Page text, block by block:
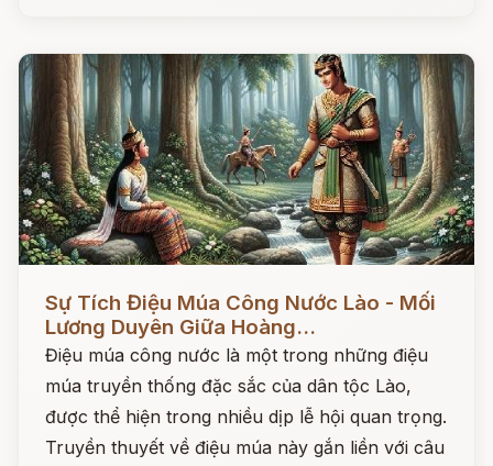
Sự Tích Điệu Múa Công Nước Lào - Mối
Lương Duyên Giữa Hoàng...
Điệu múa công nước là một trong những điệu
múa truyền thống đặc sắc của dân tộc Lào,
được thể hiện trong nhiều dịp lễ hội quan trọng.
Truyền thuyết về điệu múa này gắn liền với câu